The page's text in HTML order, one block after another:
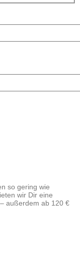
so gering wie
wir Dir eine
– außerdem ab 120 €